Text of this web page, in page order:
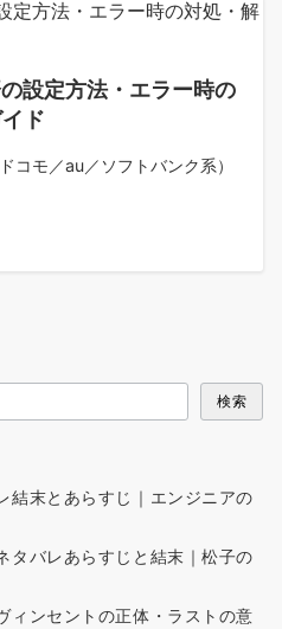
設定方法・エラー時の
ド
モ／au／ソフトバンク系）
検索
結末とあらすじ｜エンジニアの
タバレあらすじと結末｜松子の
ィンセントの正体・ラストの意